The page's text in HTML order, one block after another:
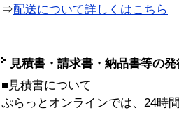
⇒配送について詳しくはこちら
見積書・請求書・納品書等の
■見積書について
ぷらっとオンラインでは、24時